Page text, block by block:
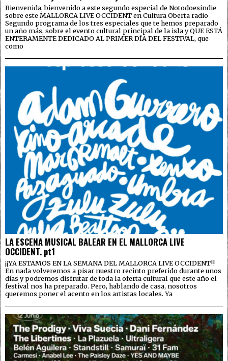
Bienvenida, bienvenido a este segundo especial de Notodoesindie
sobre este MALLORCA LIVE OCCIDENT en Cultura Oberta radio
Segundo programa de los tres especiales que te hemos preparado
un año más, sobre el evento cultural principal de la isla y QUE ESTÁ
ENTERAMENTE DEDICADO AL PRIMER DÍA DEL FESTIVAL, que
como
LA ESCENA MUSICAL BALEAR EN EL MALLORCA LIVE
OCCIDENT. pt1
¡¡YA ESTAMOS EN LA SEMANA DEL MALLORCA LIVE OCCIDENT!!
En nada volveremos a pisar nuestro recinto preferido durante unos
días y podremos disfrutar de toda la oferta cultural que este año el
festival nos ha preparado. Pero, hablando de casa, nosotros
queremos poner el acento en los artistas locales. Ya